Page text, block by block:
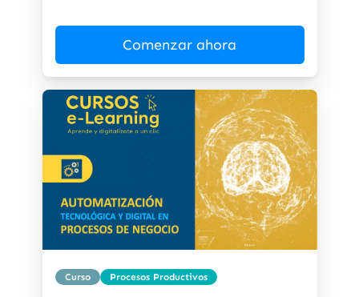
Comenzar ahora
Curso Procesos Productivos